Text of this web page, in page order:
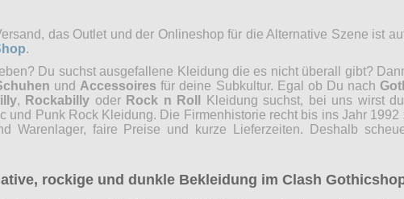
das Outlet und der Onlineshop für die Alternative Szene ist
.
Du suchst ausgefallene Kleidung die es nicht überall gibt?
und Accessoires für deine Subkultur. Egal ob Du nach
, Rockabilly oder Rock n Roll
Kleidung suchst, bei uns wirst
und Punk Rock Kleidung. Die Firmenhistorie recht bis ins Jahr
Warenlager, faire Preise und kurze Lieferzeiten. Deshalb
rockige und dunkle Bekleidung im Clash